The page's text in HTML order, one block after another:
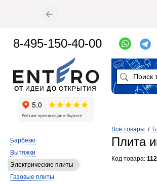
Все товары /
Плита
Код товара:
Барбекю
Вытяжки
Электрические плиты
Газовые плиты
ОТ ИДЕИ ДО ОТКРЫТИЯ
8-495-150-40-00